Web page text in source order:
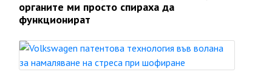
органите ми просто спираха да
функционират